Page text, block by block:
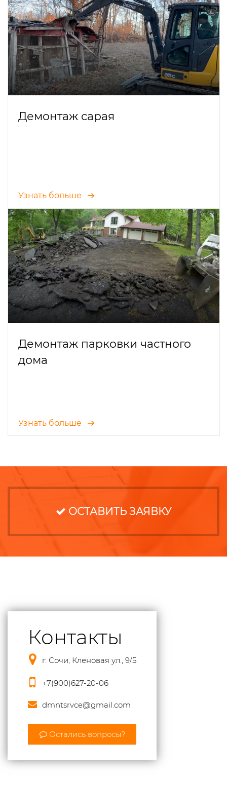
Демонтаж сарая
Узнать больше
Демонтаж парковки частного
дома
Узнать больше
ОСТАВИТЬ ЗАЯВКУ
Контакты
г. Сочи, Кленовая ул., 9/5
+7(900)627-20-06
dmntsrvce@gmail.com
Остались вопросы?